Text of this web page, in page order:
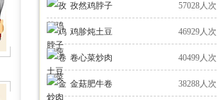
孜然鸡脖子 57028人次
鸡胗炖土豆 46929人次
卷心菜炒肉 40499人次
金菇肥牛卷 38288人次